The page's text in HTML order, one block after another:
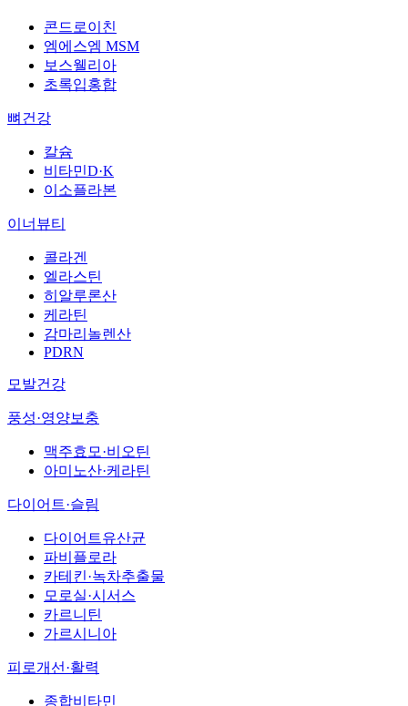
콘드로이친
엠에스엠 MSM
보스웰리아
초록입홍합
뼈건강
칼슘
비타민D·K
이소플라본
이너뷰티
콜라겐
엘라스틴
히알루론산
케라틴
감마리놀렌산
PDRN
모발건강
풍성·영양보충
맥주효모·비오틴
아미노산·케라틴
다이어트·슬림
다이어트유산균
파비플로라
카테킨·녹차추출물
모로실·시서스
카르니틴
가르시니아
피로개선·활력
종합비타민